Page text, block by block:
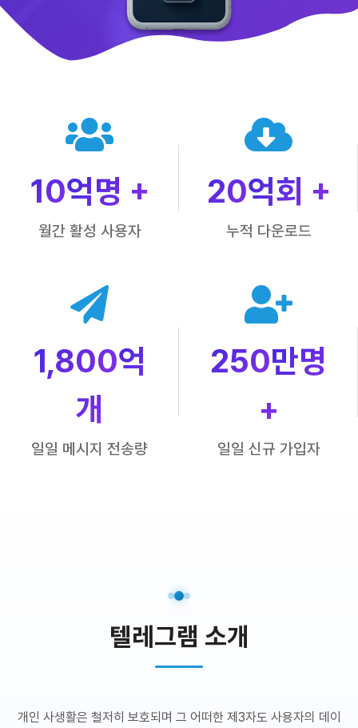
텔레그램 글로벌 이용 통계
10억명 +
월간 활성 사용자
20억회 +
누적 다운로드
1,800억
개
일일 메시지 전송량
250만명
+
일일 신규 가입자
텔레그램 소개
개인 사생활은 철저히 보호되며 그 어떠한 제3자도 사용자의 데이